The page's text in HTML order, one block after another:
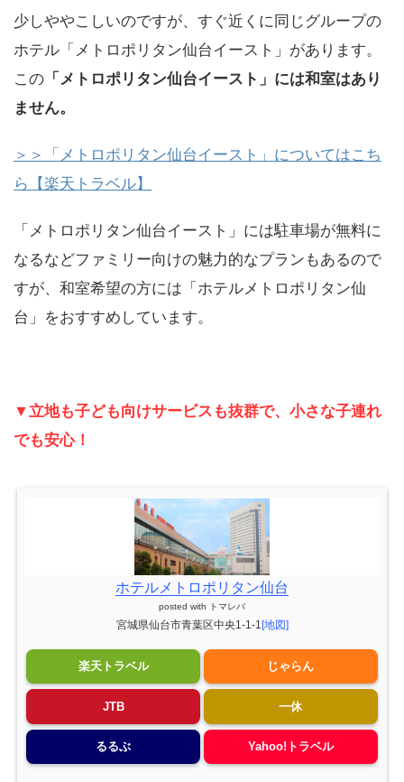
少しややこしいのですが、すぐ近くに同じグループの
ホテル「メトロポリタン仙台イースト」があります。
この 「メトロポリタン仙台イースト」には和室はあり
ません。
＞＞「メトロポリタン仙台イースト」についてはこち
ら【楽天トラベル】
「メトロポリタン仙台イースト」には駐車場が無料に
なるなどファミリー向けの魅力的なプランもあるので
すが、和室希望の方には「ホテルメトロポリタン仙
台」をおすすめしています。
▼立地も子ども向けサービスも抜群で、小さな子連れ
でも安心！
ホテルメトロポリタン仙台
posted with トマレバ
宮城県仙台市青葉区中央1-1-1 [地図]
楽天トラベル じゃらん
JTB 一休
るるぶ Yahoo!トラベル